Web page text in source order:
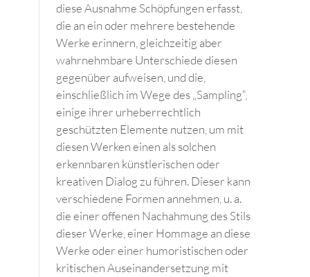
diese Ausnahme Schöpfungen erfasst,
die an ein oder mehrere bestehende
Werke erinnern, gleichzeitig aber
wahrnehmbare Unterschiede diesen
gegenüber aufweisen, und die,
einschließlich im Wege des „Sampling“,
einige ihrer urheberrechtlich
geschützten Elemente nutzen, um mit
diesen Werken einen als solchen
erkennbaren künstlerischen oder
kreativen Dialog zu führen. Dieser kann
verschiedene Formen annehmen, u. a.
die einer offenen Nachahmung des Stils
dieser Werke, einer Hommage an diese
Werke oder einer humoristischen oder
kritischen Auseinandersetzung mit